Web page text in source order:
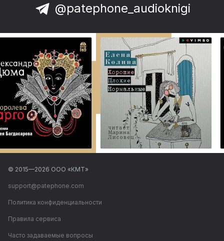
@patephone_audioknigi
© 2015—2026 ООО «КМТ»
support@patephone.com
Политика конфиденциальности
Правила сервиса
Часто задаваемые вопросы